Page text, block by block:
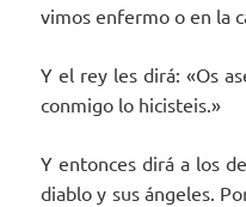
vimos enfermo o en la
Y el rey les dirá: «Os
conmigo lo hicisteis.»
Y entonces dirá a los
diablo y sus ángeles.